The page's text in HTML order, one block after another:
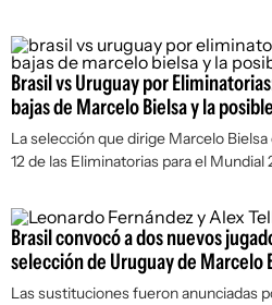
Brasil vs Uruguay por
bajas de Marcelo Bielsa y la
La selección que dirige Marcelo
12 de las Eliminatorias para el Mundial
Brasil convocó a dos nuevos
selección de Uruguay de Marcelo
Las sustituciones fueron anunciadas